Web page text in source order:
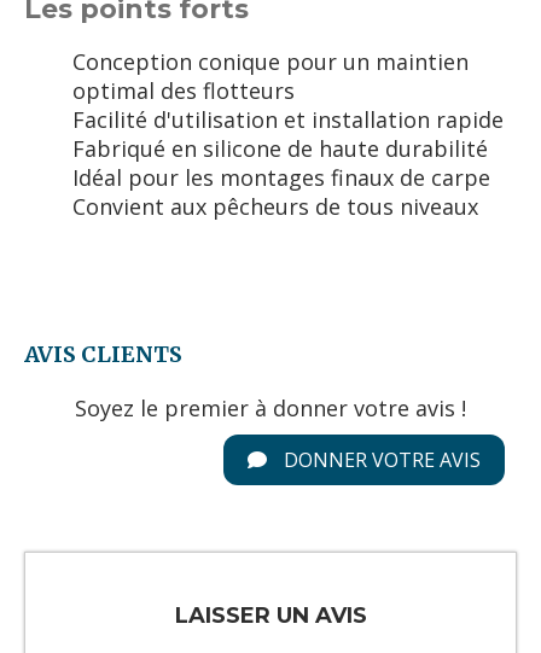
Les points forts
Conception conique pour un maintien
optimal des flotteurs
Facilité d'utilisation et installation rapide
Fabriqué en silicone de haute durabilité
Idéal pour les montages finaux de carpe
Convient aux pêcheurs de tous niveaux
AVIS CLIENTS
Soyez le premier à donner votre avis !
DONNER VOTRE AVIS
LAISSER UN AVIS